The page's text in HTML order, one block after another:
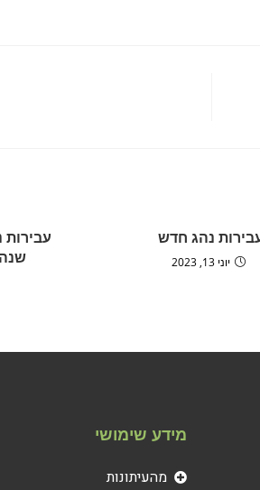
נהג חדש
יוני 13, 2023
מידע שימושי
מהעיתונות